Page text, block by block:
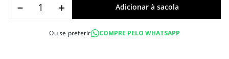
＋
－
Ou se preferir COMPRE PELO WHATSAPP